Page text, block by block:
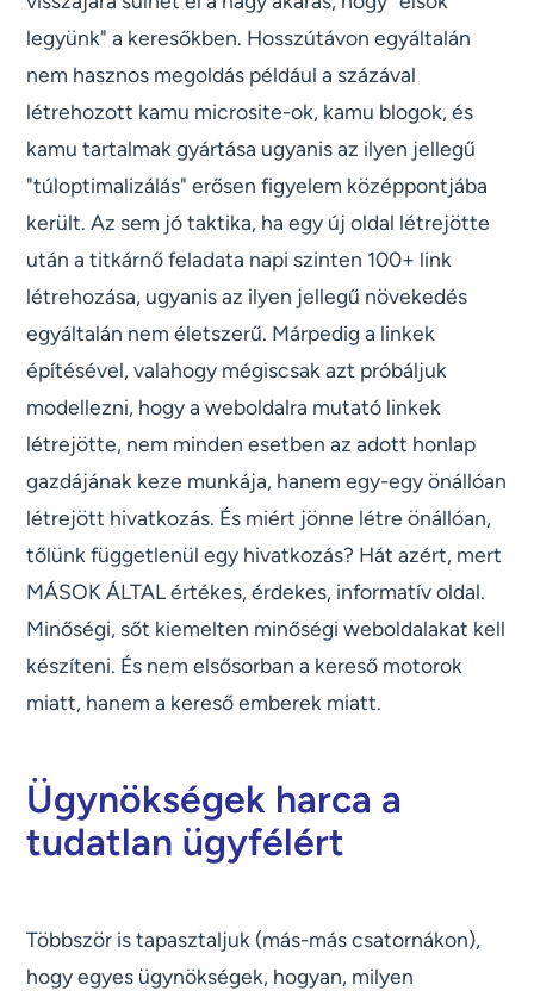
legyünk" a keresőkben. Hosszútávon egyáltalán
nem hasznos megoldás például a százával
létrehozott kamu microsite-ok, kamu blogok, és
kamu tartalmak gyártása ugyanis az ilyen jellegű
"túloptimalizálás" erősen figyelem középpontjába
került. Az sem jó taktika, ha egy új oldal létrejötte
után a titkárnő feladata napi szinten 100+ link
létrehozása, ugyanis az ilyen jellegű növekedés
egyáltalán nem életszerű. Márpedig a linkek
építésével, valahogy mégiscsak azt próbáljuk
modellezni, hogy a weboldalra mutató linkek
létrejötte, nem minden esetben az adott honlap
gazdájának keze munkája, hanem egy-egy önállóan
létrejött hivatkozás. És miért jönne létre önállóan,
tőlünk függetlenül egy hivatkozás? Hát azért, mert
MÁSOK ÁLTAL értékes, érdekes, informatív oldal.
Minőségi, sőt kiemelten minőségi weboldalakat kell
készíteni. És nem elsősorban a kereső motorok
miatt, hanem a kereső emberek miatt.
Ügynökségek harca a
tudatlan ügyfélért
Többször is tapasztaljuk (más-más csatornákon),
hogy egyes ügynökségek, hogyan, milyen